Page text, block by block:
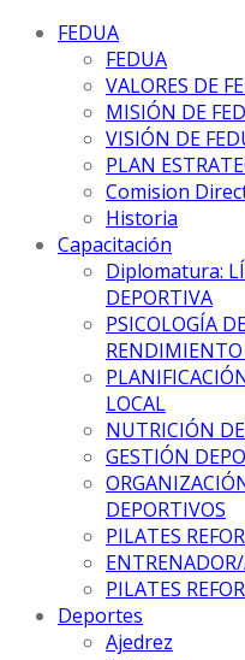
FEDUA
FEDUA
VALORES DE
MISIÓN DE
VISIÓN DE
PLAN
Comision
Historia
Capacitación
Diplomatura:
DEPORTIVA
PSICOLOGÍA
RENDIMIENTO
LOCAL
NUTRICIÓN
GESTIÓN
DEPORTIVOS
PILATES
PILATES
Deportes
Ajedrez